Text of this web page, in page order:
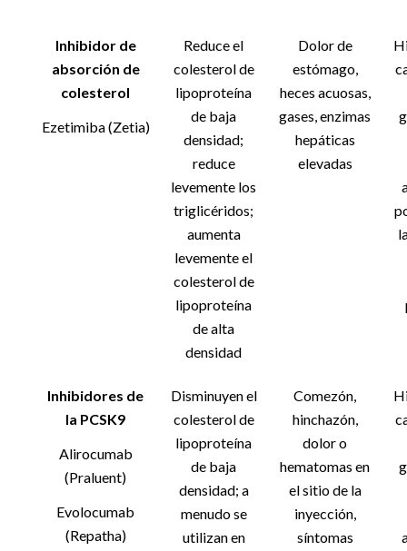
Inhibidor de
absorción de
colesterol
Ezetimiba (Zetia)
Reduce el
colesterol de
lipoproteína
de baja
densidad;
reduce
levemente los
triglicéridos;
aumenta
levemente el
colesterol de
lipoproteína
de alta
densidad
Dolor de
estómago,
heces acuosas,
gases, enzimas
hepáticas
elevadas
Inhibidores de
la PCSK9
Alirocumab
(Praluent)
Evolocumab
(Repatha)
Disminuyen el
colesterol de
lipoproteína
de baja
densidad; a
menudo se
utilizan en
Comezón,
hinchazón,
dolor o
hematomas en
el sitio de la
inyección,
síntomas